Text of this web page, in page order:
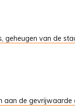
geheugen van de
aan de gevrijwaarde